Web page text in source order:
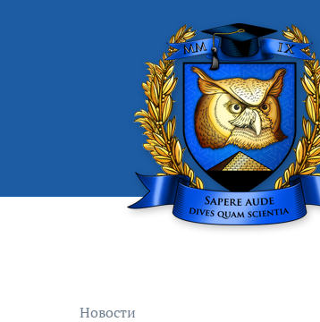
Новости